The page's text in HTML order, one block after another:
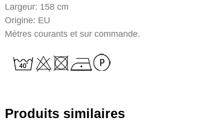
Largeur: 158 cm
Origine: EU
Mètres courants et sur commande.
Produits similaires